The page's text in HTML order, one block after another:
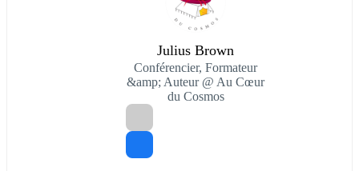
Julius Brown
Conférencier, Formateur
&amp; Auteur @ Au Cœur
du Cosmos